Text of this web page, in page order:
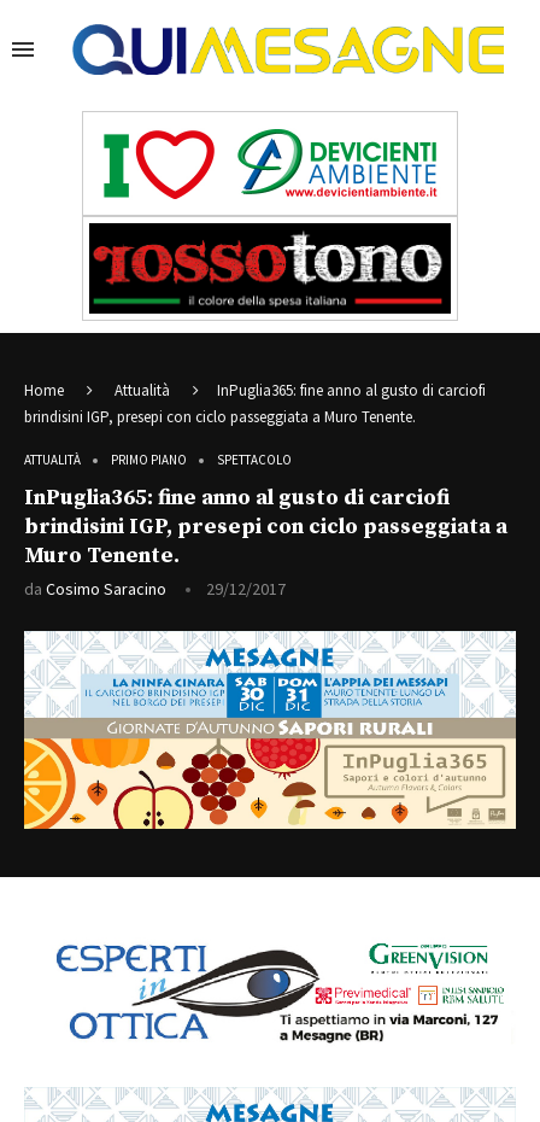
Home Attualità
InPuglia365: fine anno al gusto di carciofi
brindisini IGP, presepi con ciclo passeggiata a Muro Tenente.
ATTUALITÀ PRIMO PIANO SPETTACOLO
InPuglia365: fine anno al gusto di carciofi
brindisini IGP, presepi con ciclo passeggiata a
Muro Tenente.
da Cosimo Saracino 29/12/2017